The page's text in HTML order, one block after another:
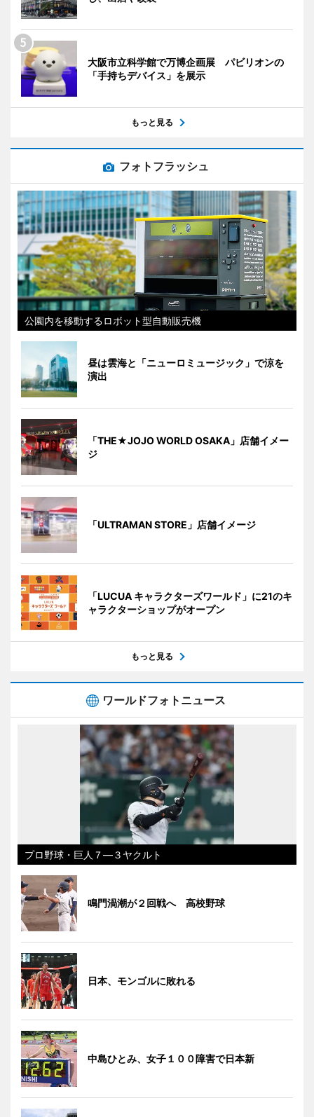
大阪市立科学館で万博企画展 パビリオンの
「手持ちデバイス」を展示
もっと見る
フォトフラッシュ
公園内を移動するロボット型自動販売機
昼は雲海と「ニューロミュージック」で涼を
演出
「THE★JOJO WORLD OSAKA」店舗イメー
ジ
「ULTRAMAN STORE」店舗イメージ
「LUCUA キャラクターズワールド」に21のキ
ャラクターショップがオープン
もっと見る
ワールドフォトニュース
プロ野球・巨人７―３ヤクルト
鳴門渦潮が２回戦へ 高校野球
日本、モンゴルに敗れる
中島ひとみ、女子１００障害で日本新